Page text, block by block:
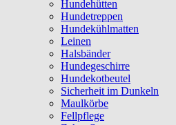
Hundehütten
Hundetreppen
Hundekühlmatten
Leinen
Halsbänder
Hundegeschirre
Hundekotbeutel
Sicherheit im Dunkeln
Maulkörbe
Fellpflege